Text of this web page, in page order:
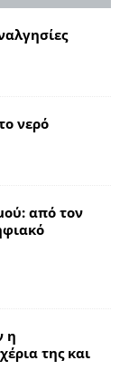
νερό
από τον
η
της και